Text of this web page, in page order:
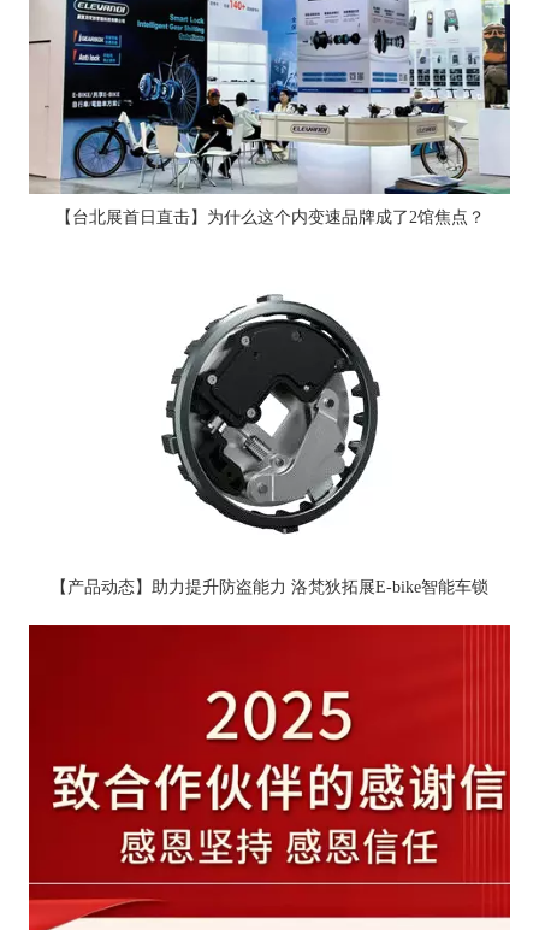
【台北展首日直击】为什么这个内变速品牌成了2馆焦点？
【产品动态】助力提升防盗能力 洛梵狄拓展E-bike智能车锁